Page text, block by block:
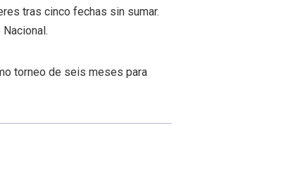
tras cinco fechas sin sumar.
torneo de seis meses para